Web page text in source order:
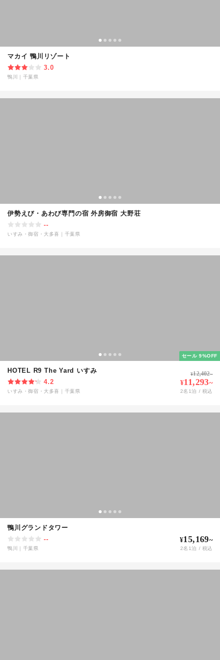
マカイ 鴨川リゾート
3.0
鴨川 千葉県
伊勢えび・あわび専門の宿 外房御宿 大野荘
--
いすみ・御宿・大多喜 千葉県
セール 9%OFF
HOTEL R9 The Yard いすみ
4.2
いすみ・御宿・大多喜 千葉県
¥12,402~
¥11,293~
2名 1泊 / 税込
鴨川グランドタワー
--
鴨川 千葉県
¥15,169~
2名 1泊 / 税込